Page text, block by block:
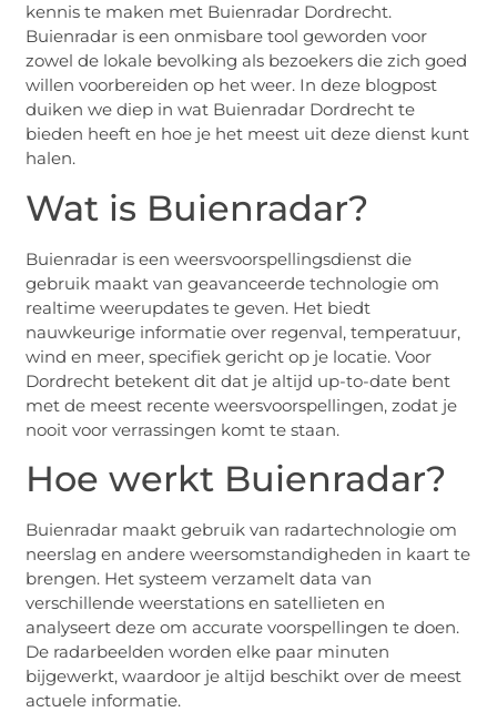
kennis te maken met Buienradar Dordrecht.
Buienradar is een onmisbare tool geworden voor
zowel de lokale bevolking als bezoekers die zich goed
willen voorbereiden op het weer. In deze blogpost
duiken we diep in wat Buienradar Dordrecht te
bieden heeft en hoe je het meest uit deze dienst kunt
halen.
Wat is Buienradar?
Buienradar is een weersvoorspellingsdienst die
gebruik maakt van geavanceerde technologie om
realtime weerupdates te geven. Het biedt
nauwkeurige informatie over regenval, temperatuur,
wind en meer, specifiek gericht op je locatie. Voor
Dordrecht betekent dit dat je altijd up-to-date bent
met de meest recente weersvoorspellingen, zodat je
nooit voor verrassingen komt te staan.
Hoe werkt Buienradar?
Buienradar maakt gebruik van radartechnologie om
neerslag en andere weersomstandigheden in kaart te
brengen. Het systeem verzamelt data van
verschillende weerstations en satellieten en
analyseert deze om accurate voorspellingen te doen.
De radarbeelden worden elke paar minuten
bijgewerkt, waardoor je altijd beschikt over de meest
actuele informatie.